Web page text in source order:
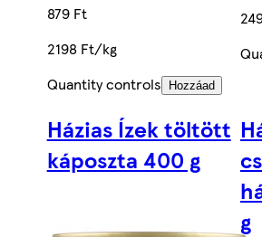
879 Ft
2198 Ft/kg
Quantity controls
Hozzáad
Házias Ízek töltött
káposzta 400 g
g